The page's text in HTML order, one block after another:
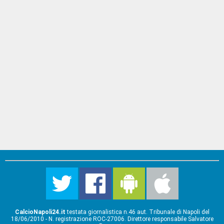
CalcioNapoli24.it testata giornalistica n.46 aut. Tribunale di Napoli del
18/06/2010 - N. registrazione ROC-27006. Direttore responsabile Salvatore